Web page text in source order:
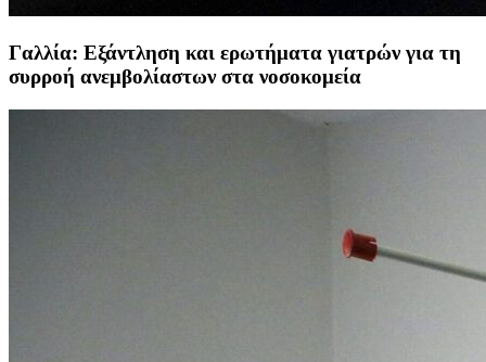
Γαλλία: Εξάντληση και ερωτήματα γιατρών για τη
συρροή ανεμβολίαστων στα νοσοκομεία